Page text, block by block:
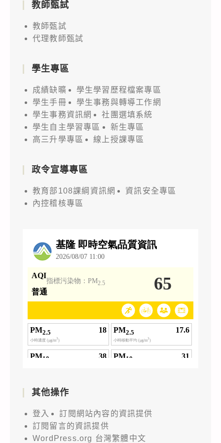
教師甄試
教師甄試
代理教師甄試
學生專區
成績缺曠
學生學習歷程檔案專區
學生手冊
學生事務與轉導工作網
學生事務資訊網
社團選填系統
學生自主學習專區
新生專區
高三升學專區
線上授課專區
政令宣導專區
教育部108課綱資訊網
資訊安全專區
內控稽核專區
其他操作
登入
訂閱網站內容的資訊提供
訂閱留言的資訊提供
WordPress.org 台灣繁體中文